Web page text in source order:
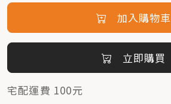
加入購物車
立即購買
宅配運費 100元